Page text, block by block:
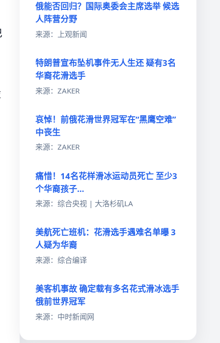
俄能否回归？国际奥委会主席选举 候选
人阵营分野
来源：上观新闻
特朗普宣布坠机事件无人生还 疑有3名
华裔花滑选手
来源：ZAKER
哀悼！前俄花滑世界冠军在“黑鹰空难”
中丧生
来源：ZAKER
痛惜！14名花样滑冰运动员死亡 至少3
个华裔孩子…
来源：综合央视 | 大洛杉矶LA
美航死亡班机：花滑选手遇难名单曝 3
人疑为华裔
来源：综合编译
美客机事故 确定载有多名花式滑冰选手
俄前世界冠军
来源：中时新闻网